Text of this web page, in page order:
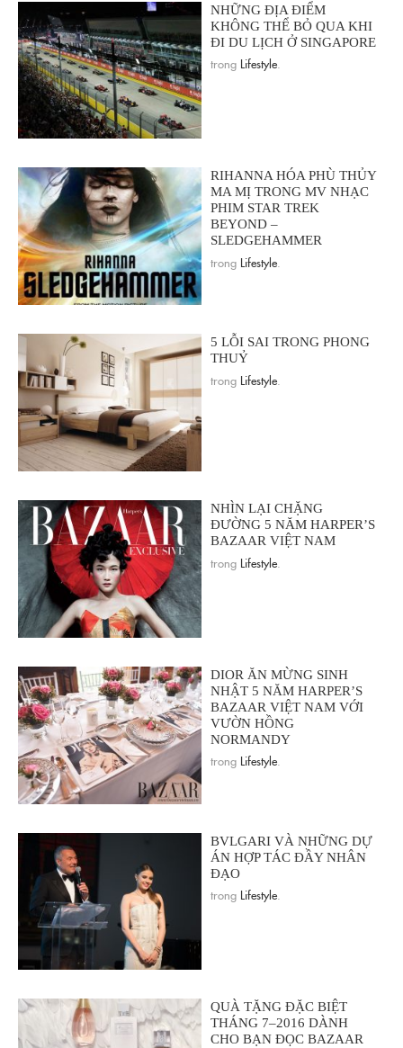
NHỮNG ĐỊA ĐIỂM
KHÔNG THỂ BỎ QUA KHI
ĐI DU LỊCH Ở SINGAPORE
trong Lifestyle
RIHANNA HÓA PHÙ THỦY
MA MỊ TRONG MV NHẠC
PHIM STAR TREK
BEYOND –
SLEDGEHAMMER
trong Lifestyle
5 LỖI SAI TRONG PHONG
THUỶ
trong Lifestyle
NHÌN LẠI CHẶNG
ĐƯỜNG 5 NĂM HARPER’S
BAZAAR VIỆT NAM
trong Lifestyle
DIOR ĂN MỪNG SINH
NHẬT 5 NĂM HARPER’S
BAZAAR VIỆT NAM VỚI
VƯỜN HỒNG
NORMANDY
trong Lifestyle
BVLGARI VÀ NHỮNG DỰ
ÁN HỢP TÁC ĐẦY NHÂN
ĐẠO
trong Lifestyle
QUÀ TẶNG ĐẶC BIỆT
THÁNG 7–2016 DÀNH
CHO BẠN ĐỌC BAZAAR